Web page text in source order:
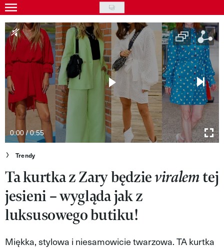
Skip
to
main
content
Gwiazdy
Ludzie
Moda
Uroda
Styl życia
Kultura
Wideo
Nasze akcje
VIVA!ART
VIVA!MODA
0:00 / 0:55
Trendy
Ta kurtka z Zary będzieviralemtej
jesieni – wygląda jak z
luksusowego butiku!
Miękka, stylowa i niesamowicie twarzowa. TA kurtka